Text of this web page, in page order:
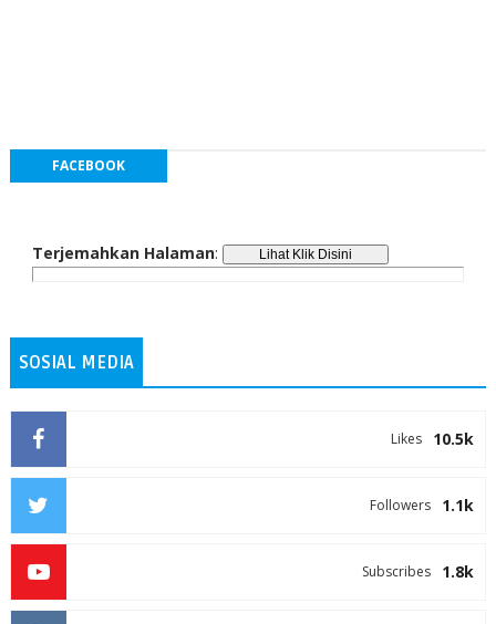
FACEBOOK
Terjemahkan Halaman:
SOSIAL MEDIA
10.5k
Likes
1.1k
Followers
1.8k
Subscribes